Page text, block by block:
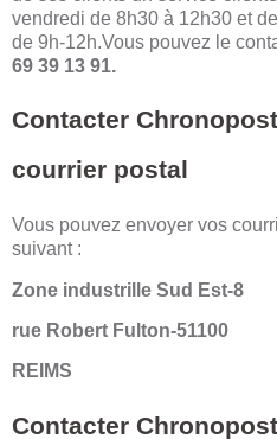
vendredi de 8h30 à 12h30 et
de 9h-12h.Vous pouvez le
69 39 13 91.
Contacter
courrier postal
Vous pouvez envoyer vos
suivant :
Zone industrille Sud Est-8
rue Robert Fulton-51100
REIMS
Contacter